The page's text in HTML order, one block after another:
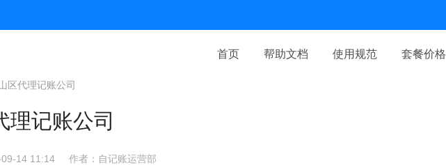
首页 帮助文档 使用规范 套餐价格
区代理记账公司
理记账公司
14 11:14 作者：自记账运营部